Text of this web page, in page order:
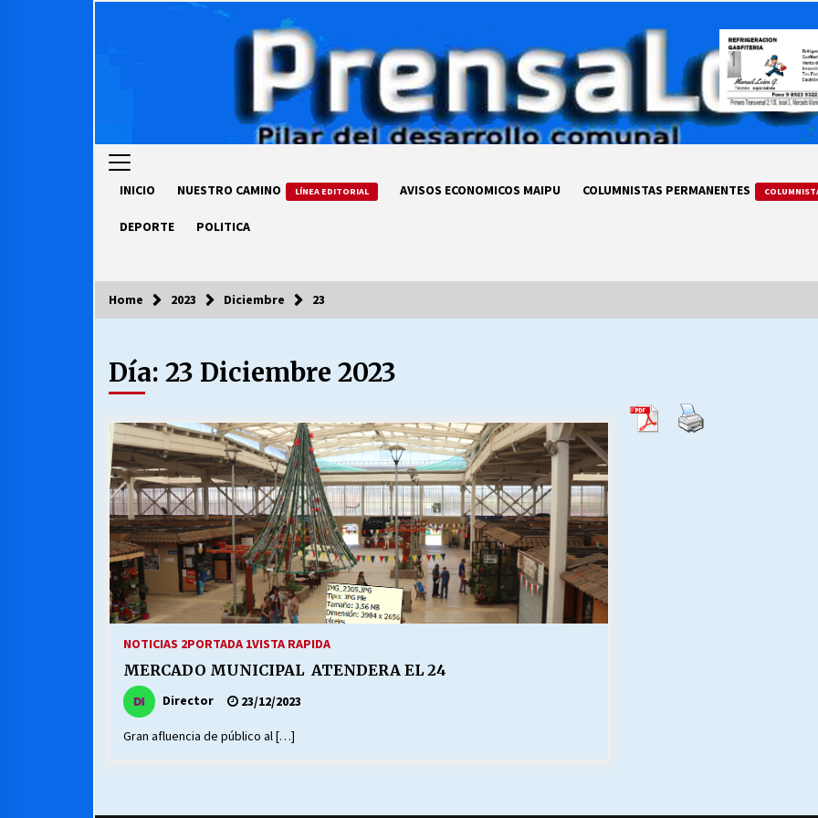
INICIO NUESTRO CAMINO LÍNEA EDITORIAL AVISOS ECONOMICOS MAIPU COLUMNISTAS PERMANENTES
DEPORTE POLITICA
COLUMNISTA
Ya se ordenaron las cuentas de
luz… ¿Y cuándo van a bajar?
28/07/2026
MUNICIPALIDAD, TRABAJADORES,
CLIMA LABORAL:
13/07/2026
Escuela hospitalaria El Carmen de
Maipu.
25/06/2026
VOLVER A SER ALTERNATIVA
16/06/2026
MUNICIPALIDADES, HONORARIOS,
DESPIDOS
28/05/2026
S.O.S. a los ricos, Save Our Souls
30/04/2026
¿Asesores con doble sueldo?
Home 2023 Diciembre 23
Día: 23 Diciembre 2023
NOTICIAS 2PORTADA 1VISTA RAPIDA
MERCADO MUNICIPAL ATENDERA EL 24
Director 23/12/2023
Gran afluencia de público al […]